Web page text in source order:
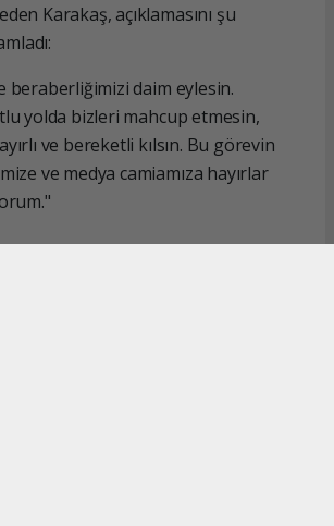
Karakaş, açıklamasını şu
beraberliğimizi daim eylesin.
yolda bizleri mahcup etmesin,
ve bereketli kılsın. Bu görevin
ve medya camiamıza hayırlar